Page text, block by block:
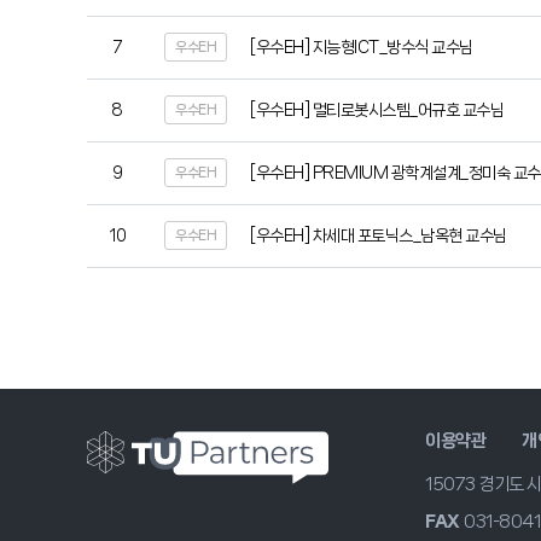
7 우수EH [우수EH] 지능형ICT_방수식 교수님
8 우수EH [우수EH] 멀티로봇시스템_어규호 교수님
9 우수EH [우수EH] PREMIUM 광학계설계_정미숙 교
10 우수EH [우수EH] 차세대 포토닉스_남옥현 교수님
이용약관 개
15073 경기도
FAX 031-